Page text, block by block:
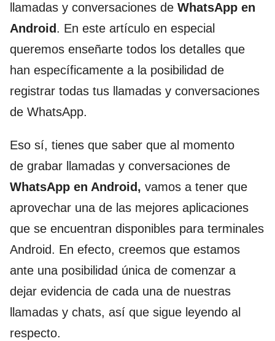
llamadas y conversaciones de WhatsApp en
Android. En este artículo en especial
queremos enseñarte todos los detalles que
han específicamente a la posibilidad de
registrar todas tus llamadas y conversaciones
de WhatsApp.
Eso sí, tienes que saber que al momento
de grabar llamadas y conversaciones de
WhatsApp en Android, vamos a tener que
aprovechar una de las mejores aplicaciones
que se encuentran disponibles para terminales
Android. En efecto, creemos que estamos
ante una posibilidad única de comenzar a
dejar evidencia de cada una de nuestras
llamadas y chats, así que sigue leyendo al
respecto.